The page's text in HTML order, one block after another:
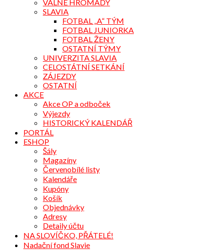
VALNÉ HROMADY
SLAVIA
FOTBAL „A“ TÝM
FOTBAL JUNIORKA
FOTBAL ŽENY
OSTATNÍ TÝMY
UNIVERZITA SLAVIA
CELOSTÁTNÍ SETKÁNÍ
ZÁJEZDY
OSTATNÍ
AKCE
Akce OP a odboček
Výjezdy
HISTORICKÝ KALENDÁŘ
PORTÁL
ESHOP
Šály
Magazíny
Červenobílé listy
Kalendáře
Kupóny
Košík
Objednávky
Adresy
Detaily účtu
NA SLOVÍČKO, PŘÁTELÉ!
Nadační fond Slavie